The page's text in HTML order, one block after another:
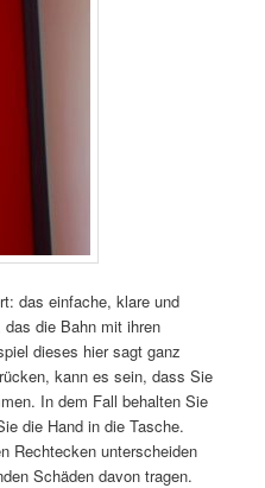
das einfache, klare und
die Bahn mit ihren
dieses hier sagt ganz
kann es sein, dass Sie
In dem Fall behalten Sie
die Hand in die Tasche.
Rechtecken unterscheiden
Schäden davon tragen.